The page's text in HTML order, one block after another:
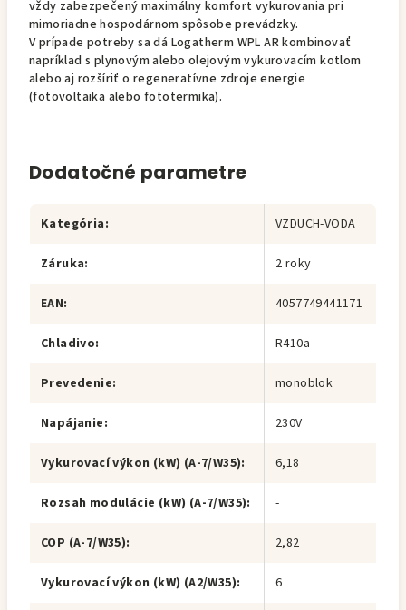
vždy zabezpečený maximálny komfort vykurovania pri
mimoriadne hospodárnom spôsobe prevádzky.
V prípade potreby sa dá Logatherm WPL AR kombinovať
napríklad s plynovým alebo olejovým vykurovacím kotlom
alebo aj rozšíriť o regeneratívne zdroje energie
(fotovoltaika alebo fototermika).
Dodatočné parametre
Kategória: VZDUCH-VODA
Záruka: 2 roky
EAN: 4057749441171
Chladivo: R410a
Prevedenie: monoblok
Napájanie: 230V
Vykurovací výkon (kW) (A-7/W35): 6,18
Rozsah modulácie (kW) (A-7/W35): -
COP (A-7/W35): 2,82
Vykurovací výkon (kW) (A2/W35): 6